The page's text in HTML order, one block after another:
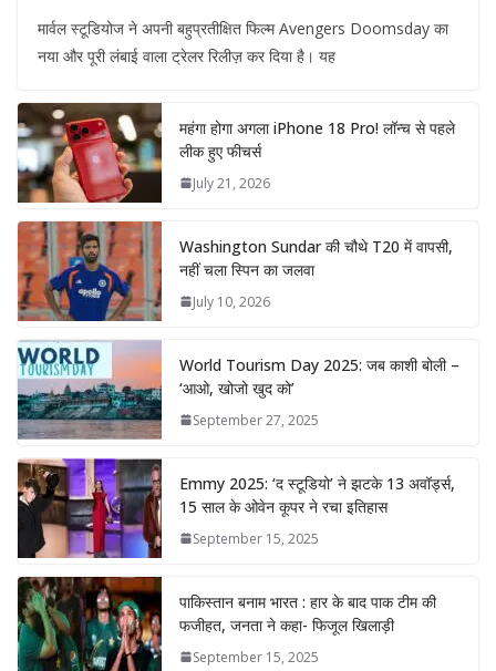
मार्वल स्टूडियोज ने अपनी बहुप्रतीक्षित फिल्म Avengers Doomsday का
नया और पूरी लंबाई वाला ट्रेलर रिलीज़ कर दिया है। यह
महंगा होगा अगला iPhone 18 Pro! लॉन्च से पहले
लीक हुए फीचर्स
July 21, 2026
Washington Sundar की चौथे T20 में वापसी,
नहीं चला स्पिन का जलवा
July 10, 2026
World Tourism Day 2025: जब काशी बोली –
‘आओ, खोजो खुद को’
September 27, 2025
Emmy 2025: ‘द स्टूडियो’ ने झटके 13 अवॉर्ड्स,
15 साल के ओवेन कूपर ने रचा इतिहास
September 15, 2025
पाकिस्तान बनाम भारत : हार के बाद पाक टीम की
फजीहत, जनता ने कहा- फिजूल खिलाड़ी
September 15, 2025